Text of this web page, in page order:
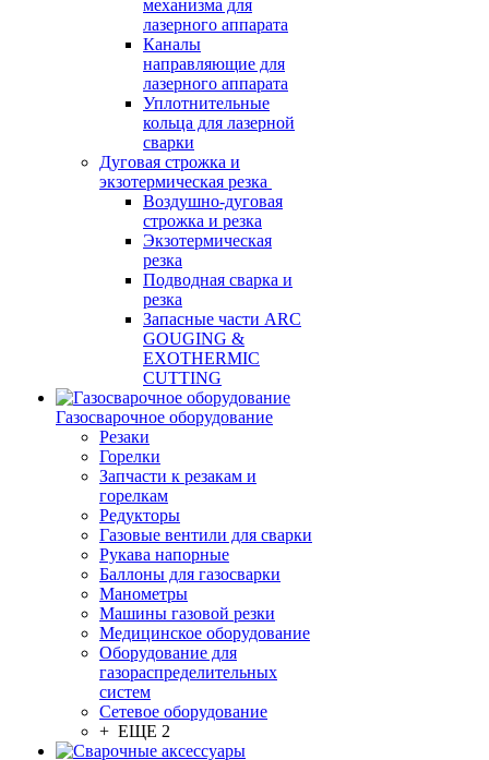
механизма для
лазерного аппарата
Каналы
направляющие для
лазерного аппарата
Уплотнительные
кольца для лазерной
сварки
Дуговая строжка и
экзотермическая резка
Воздушно-дуговая
строжка и резка
Экзотермическая
резка
Подводная сварка и
резка
Запасные части ARC
GOUGING &
EXOTHERMIC
CUTTING
Газосварочное оборудование
Резаки
Горелки
Запчасти к резакам и
горелкам
Редукторы
Газовые вентили для сварки
Рукава напорные
Баллоны для газосварки
Манометры
Машины газовой резки
Медицинское оборудование
Оборудование для
газораспределительных
систем
Сетевое оборудование
+ ЕЩЕ 2